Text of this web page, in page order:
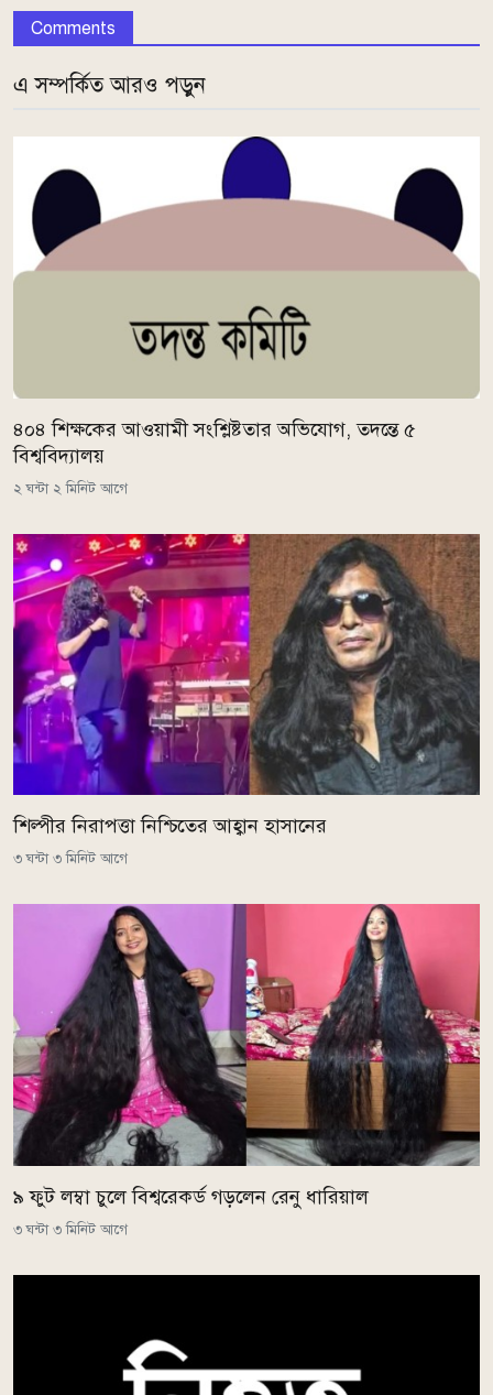
Comments
এ সম্পর্কিত আরও পড়ুন
৪০৪ শিক্ষকের আওয়ামী সংশ্লিষ্টতার অভিযোগ, তদন্তে ৫
বিশ্ববিদ্যালয়
২ ঘন্টা ২ মিনিট আগে
শিল্পীর নিরাপত্তা নিশ্চিতের আহ্বান হাসানের
৩ ঘন্টা ৩ মিনিট আগে
৯ ফুট লম্বা চুলে বিশ্বরেকর্ড গড়লেন রেনু ধারিয়াল
৩ ঘন্টা ৩ মিনিট আগে